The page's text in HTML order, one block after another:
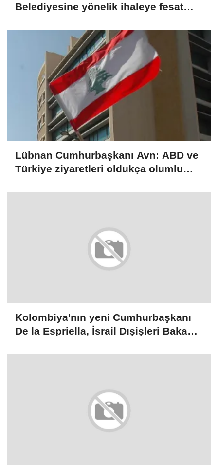
Belediyesine yönelik ihaleye fesat
şüpheli tutuklandı
Lübnan Cumhurbaşkanı Avn: ABD ve
Türkiye ziyaretleri oldukça olumlu
Kolombiya'nın yeni Cumhurbaşkanı
De la Espriella, İsrail Dışişleri Bakanı